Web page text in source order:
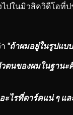
ไปในมิวสิควิดีโอที่
“ถ้าผมอยู่ในรูปแบ
ตนของผมในฐาน
ไรที่ดาร์คแน่ ๆ แ